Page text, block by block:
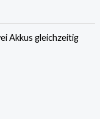
Akkus gleichzeitig